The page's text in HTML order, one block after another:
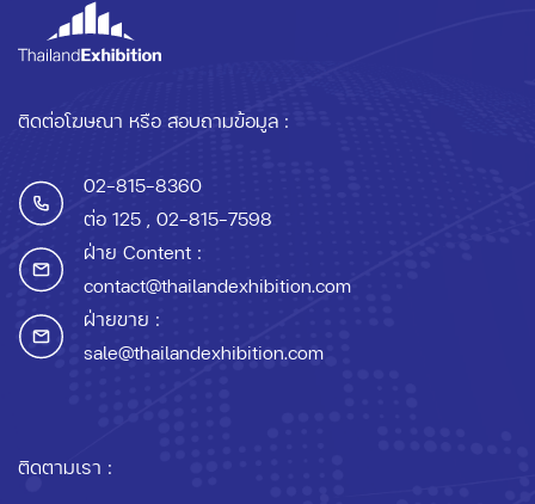
ติดต่อโฆษณา หรือ สอบถามข้อมูล :
02-815-8360
ต่อ 125 , 02-815-7598
ฝ่าย Content :
contact@thailandexhibition.com
ฝ่ายขาย :
sale@thailandexhibition.com
ติดตามเรา :